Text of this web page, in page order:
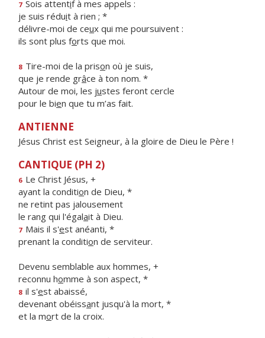
7 Sois attentif à mes appels :
je suis réduit à rien ; *
délivre-moi de ceux qui me poursuivent :
ils sont plus forts que moi.
8 Tire-moi de la prison où je suis,
que je rende grâce à ton nom. *
Autour de moi, les justes feront cercle
pour le bien que tu m’as fait.
ANTIENNE
Jésus Christ est Seigneur, à la gloire de Dieu le Père !
CANTIQUE (PH 2)
6 Le Christ Jésus, +
ayant la condition de Dieu, *
ne retint pas jalousement
le rang qui l'égalait à Dieu.
7 Mais il s'est anéanti, *
prenant la condition de serviteur.
Devenu semblable aux hommes, +
reconnu homme à son aspect, *
8 il s'est abaissé,
devenant obéissant jusqu'à la mort, *
et la mort de la croix.